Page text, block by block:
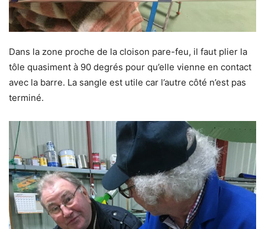
Dans la zone proche de la cloison pare-feu, il faut plier la
tôle quasiment à 90 degrés pour qu’elle vienne en contact
avec la barre. La sangle est utile car l’autre côté n’est pas
terminé.